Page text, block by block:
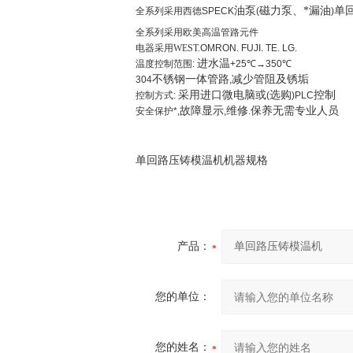
全系列采用西德SPECK油泵(磁力泵、*漏油)单
全系列采用欧美高温管路元件
电器采用WEST.OMRON. FUJI. TE. LG.
温度控制范围: 进水温+25℃→350℃
304不锈钢一体管路,减少管阻及锈垢
控制方式: 采用进口微电脑或(选购)PLC控制
安全保护*,故障显示,维修.保养无需专业人员
单回路压铸模温机机器规格
产品：
您的单位：
您的姓名：